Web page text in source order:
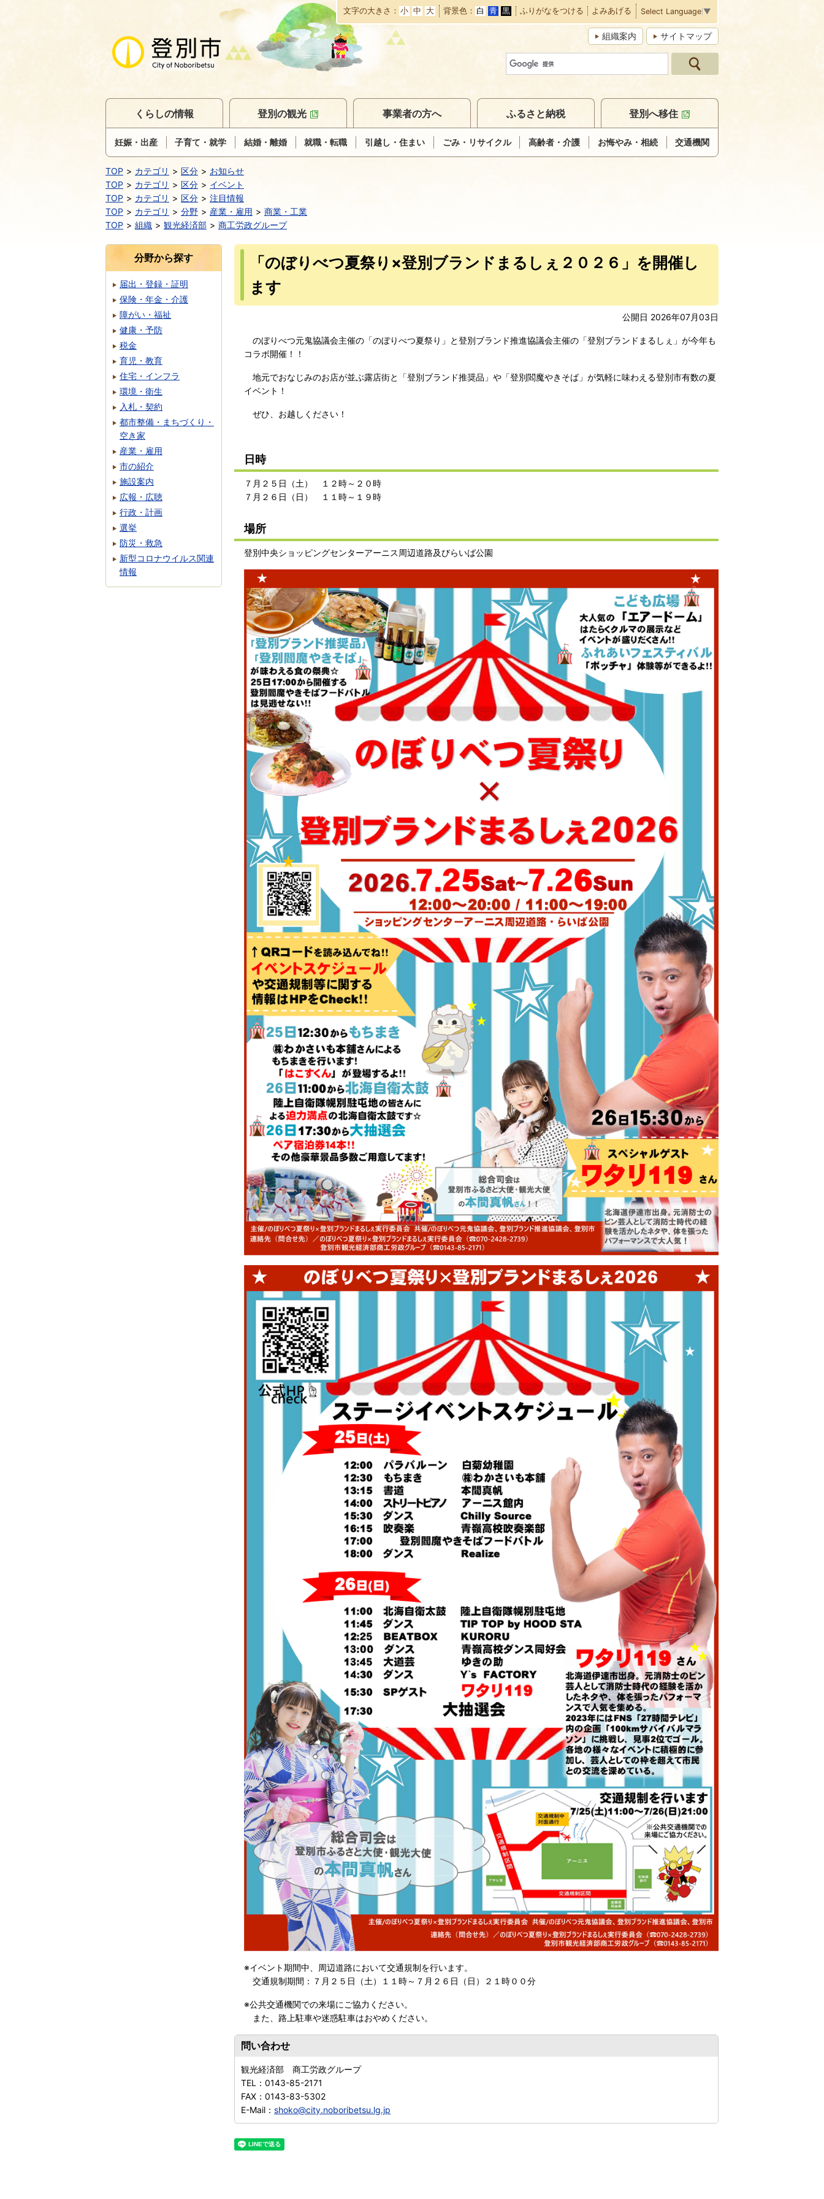
本
文
へ
移
動
文字の大きさ 小 中 大 背景色 白 青 黒 ふりがなをつける よみあげる Select Language ▼
組織案内 サイトマップ
くらしの情報
妊娠・出産 子育て・就学 結婚・離婚 就職・転職 引越し・住まい ごみ・リサイクル 高齢者・介護 お悔やみ・相続 交通機関
登別の観光 事業者の方へ ふるさと納税 登別へ移住
TOP カテゴリ 区分
お知らせ
TOP
カテゴリ 区分
イベント
TOP
カテゴリ 区分
注目情報
TOP
カテゴリ 分野 産業・雇用
商業・工業
TOP
組織 観光経済部 商工労政グループ
「のぼりべつ夏祭り×登別ブランドまるしぇ２０２６」を開催し
ます
公開日 2026年07月03日
のぼりべつ元鬼協議会主催の「のぼりべつ夏祭り」と登別ブランド推進協議会主催の「登別ブランドまるしぇ」が今年も
コラボ開催！！
地元でおなじみのお店が並ぶ露店街と「登別ブランド推奨品」や「登別閻魔やきそば」が気軽に味わえる登別市有数の夏
イベント！
ぜひ、お越しください！
日時
７月２５日（土） １２時～２０時
７月２６日（日） １１時～１９時
場所
登別中央ショッピングセンターアーニス周辺道路及びらいば公園
※イベント期間中、周辺道路において交通規制を行います。
交通規制期間：７月２５日（土）１１時～７月２６日（日）２１時００分
※公共交通機関での来場にご協力ください。
また、路上駐車や迷惑駐車はおやめください。
問い合わせ
観光経済部 商工労政グループ
TEL： 0143-85-2171
FAX： 0143-83-5302
E-Mail： shoko@city.noboribetsu.lg.jp
分野から探す
届出・登録・証明
保険・年金・介護
障がい・福祉
健康・予防
税金
育児・教育
住宅・インフラ
環境・衛生
入札・契約
都市整備・まちづくり・
空き家
産業・雇用
市の紹介
施設案内
広報・広聴
行政・計画
選挙
防災・救急
新型コロナウイルス関連
情報